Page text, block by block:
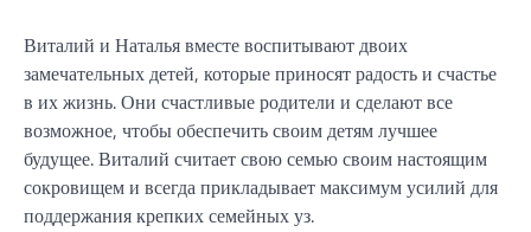
Виталий и Наталья вместе воспитывают двоих
замечательных детей, которые приносят радость и счастье
в их жизнь. Они счастливые родители и сделают все
возможное, чтобы обеспечить своим детям лучшее
будущее. Виталий считает свою семью своим настоящим
сокровищем и всегда прикладывает максимум усилий для
поддержания крепких семейных уз.